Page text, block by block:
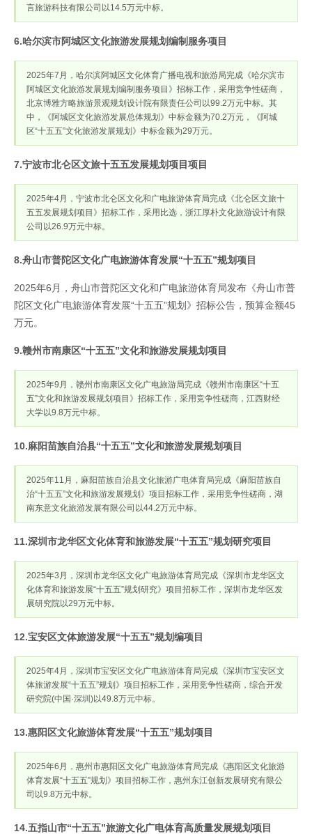
言旅游科技有限公司以14.5万元中标。
6.哈尔滨市阿城区文化旅游发展规划编制服务项目
2025年7月，哈尔滨阿城区文化体育广播电视和旅游局完成《哈尔滨市
阿城区文化旅游发展规划编制服务项目》招标工作，采用竞争性磋商，
北京博雅方略旅游景观规划设计院有限责任公司以99.2万元中标。其
中，《阿城区文化旅游发展总体规划》中标金额为70.2万元，《阿城
区“十五五”文化旅游发展规划》中标金额为29万元。
7.宁波市北仑区文旅十五五发展规划项目项目
2025年4月，宁波市北仑区文化和广电旅游体育局完成《北仑区文旅十
五五发展规划项目》招标工作，采用比选，浙江厚朴文化旅游设计有限
公司以26.9万元中标。
8.舟山市普陀区文化广电旅游体育发展“十五五”规划项目
2025年6月，舟山市普陀区文化和广电旅游体育局发布《舟山市普
陀区文化广电旅游体育发展“十五五”规划》招标公告，预算金额45
万元。
9.赣州市南康区“十五五”文化和旅游发展规划项目
2025年9月，赣州市南康区文化广电旅游局完成《赣州市南康区“十五
五”文化和旅游发展规划项目》招标工作，采用竞争性磋商，江西财经
大学以9.8万元中标。
10.麻阳苗族自治县“十五五”文化和旅游发展规划项目
2025年11月，麻阳苗族自治县文化旅游广电体育局完成《麻阳苗族自
治“十五五”文化和旅游发展规划》项目招标工作，采用竞争性磋商，湖
南东意文化旅游发展有限公司以44.2万元中标。
11.深圳市龙华区文化体育和旅游发展“十五五”规划研究项目
2025年3月，深圳市龙华区文化广电旅游体育局完成《深圳市龙华区文
化体育和旅游发展“十五五”规划研究》项目招标工作，深圳市龙华区发
展研究院以29万元中标。
12.宝安区文体旅游发展“十五五”规划编项目
2025年4月，深圳市宝安区文化广电旅游体育局完成《深圳市宝安区文
体旅游发展“十五五”规划》项目招标工作，采用竞争性磋商，综合开发
研究院(中国·深圳)以49.8万元中标。
13.惠阳区文化旅游体育发展“十五五”规划项目
2025年6月，惠州市惠阳区文化广电旅游体育局完成《惠阳区文化旅游
体育发展“十五五”规划》项目招标工作，惠州东江创新发展研究有限公
司以9.8万元中标。
14.五指山市“十五五”旅游文化广电体育高质量发展规划项目